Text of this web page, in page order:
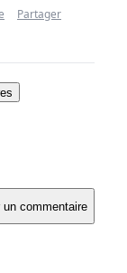
Partager
un commentaire